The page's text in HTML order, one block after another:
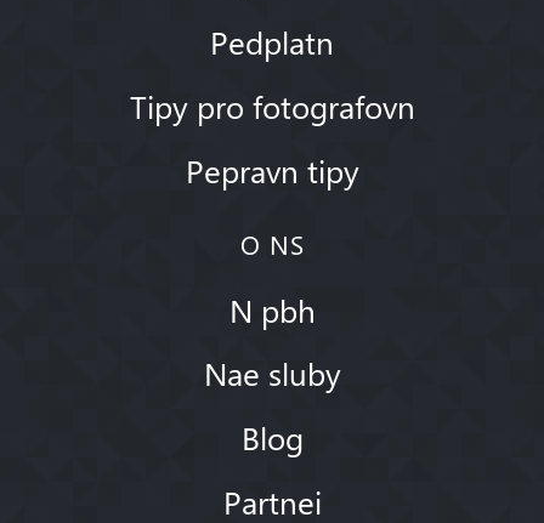
Pedplatn
Tipy pro fotografovn
Pepravn tipy
O NS
N pbh
Nae sluby
Blog
Partnei